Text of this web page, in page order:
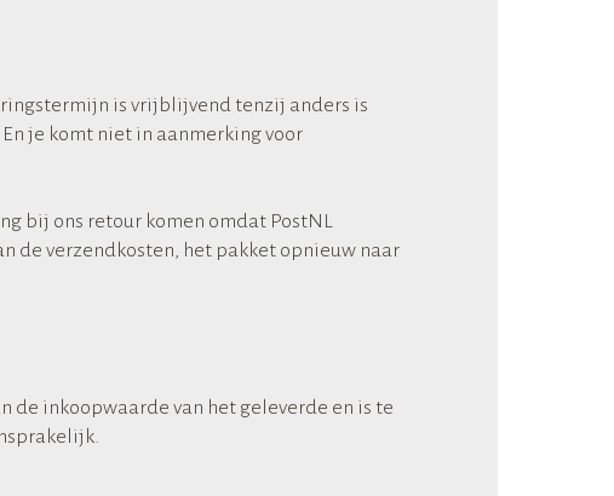
is vrijblijvend tenzij anders is
je komt niet in aanmerking voor
bij ons retour komen omdat PostNL
de verzendkosten, het pakket opnieuw naar
de inkoopwaarde van het geleverde en is te